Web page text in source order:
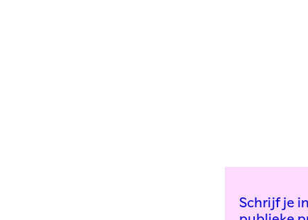
Schrijf je